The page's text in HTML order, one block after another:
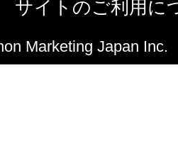
サイトのご利用に
Marketing Japan Inc.